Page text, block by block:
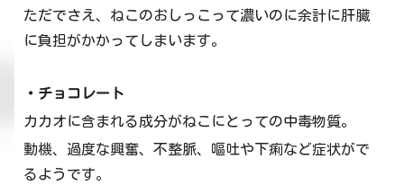
ただでさえ、ねこのおしっこって濃いのに余計に肝臓
に負担がかかってしまいます。
・チョコレート
カカオに含まれる成分がねこにとっての中毒物質。
動機、過度な興奮、不整脈、嘔吐や下痢など症状がで
るようです。